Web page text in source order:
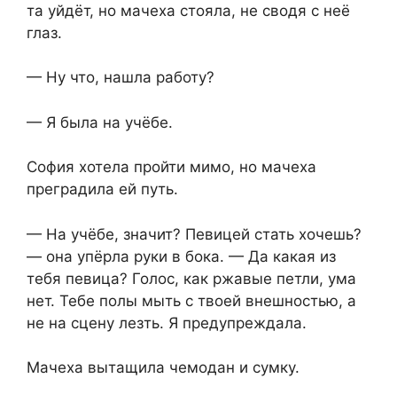
та уйдёт, но мачеха стояла, не сводя с неё
глаз.
— Ну что, нашла работу?
— Я была на учёбе.
София хотела пройти мимо, но мачеха
преградила ей путь.
— На учёбе, значит? Певицей стать хочешь?
— она упёрла руки в бока. — Да какая из
тебя певица? Голос, как ржавые петли, ума
нет. Тебе полы мыть с твоей внешностью, а
не на сцену лезть. Я предупреждала.
Мачеха вытащила чемодан и сумку.